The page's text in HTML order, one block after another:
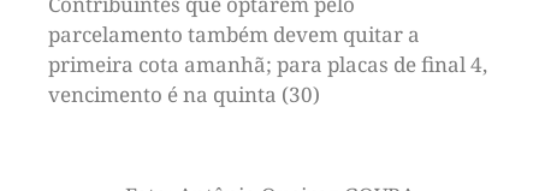
parcelamento também devem quitar a
primeira cota amanhã; para placas de final 4,
vencimento é na quinta (30)